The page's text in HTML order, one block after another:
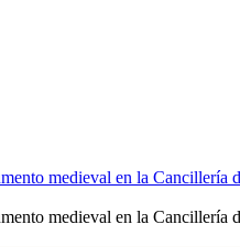
medieval en la Cancillería
medieval en la Cancillería